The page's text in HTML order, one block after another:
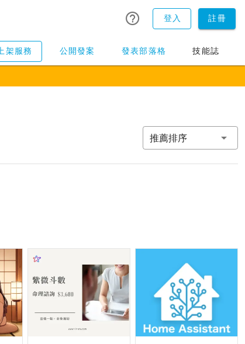
登入 註冊
上架服務 公開發案 發表部落格 技能誌
推薦排序